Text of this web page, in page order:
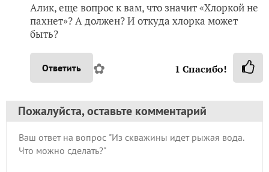
Алик, еще вопрос к вам, что значит «Хлоркой не
пахнет»? А должен? И откуда хлорка может
быть?
Ответить ✿ 1 Спасибо!
Пожалуйста, оставьте комментарий